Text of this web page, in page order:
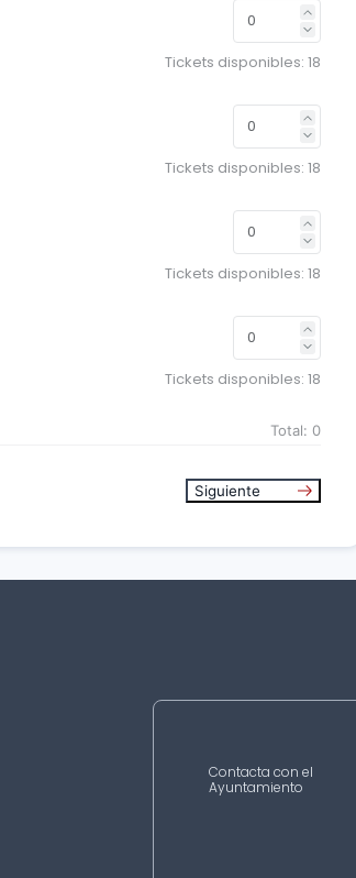
Tickets disponibles: 18
Tickets disponibles: 18
Tickets disponibles: 18
Tickets disponibles: 18
Total: 0
Siguiente
Contacta con el
Ayuntamiento